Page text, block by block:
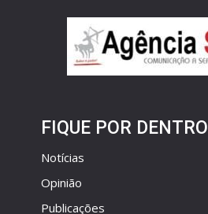
FIQUE POR DENTRO
Notícias
Opinião
Publicações